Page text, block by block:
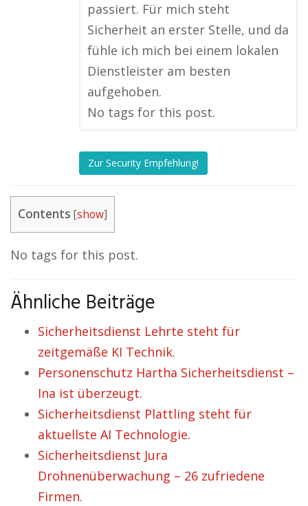
passiert. Für mich steht
Sicherheit an erster Stelle, und da
fühle ich mich bei einem lokalen
Dienstleister am besten
aufgehoben.
No tags for this post.
Zur Security Empfehlung!
Contents [show]
No tags for this post.
Ähnliche Beiträge
Sicherheitsdienst Lehrte steht für
zeitgemäße KI Technik.
Personenschutz Hartha Sicherheitsdienst –
Ina ist überzeugt.
Sicherheitsdienst Plattling steht für
aktuellste AI Technologie.
Sicherheitsdienst Jura
Drohnenüberwachung – 26 zufriedene
Firmen.